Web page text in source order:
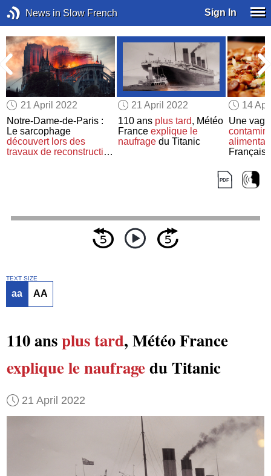
News in Slow French Sign In
21 April 2022
Notre-Dame-de-Paris :
Le sarcophage
découvert lors des
travaux de reconstruction
21 April 2022
110 ans plus tard, Météo
France explique le
naufragedu Titanic
14
Une
Français
TEXT SIZE
aa AA
110 ansplus tard, Météo France
expliquele naufragedu Titanic
21 April 2022